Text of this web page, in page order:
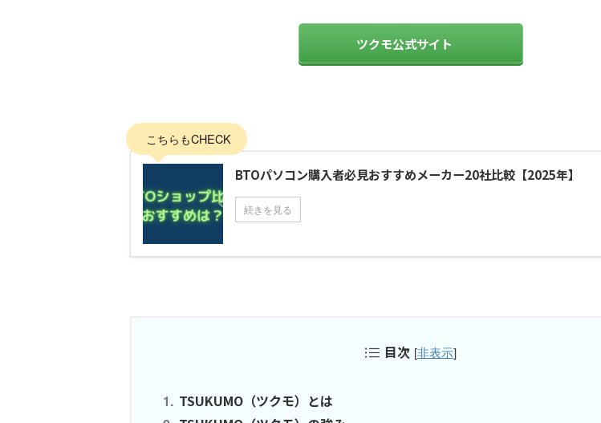
ツクモ公式サイト
こちらもCHECK
BTOパソコン購入者必見おすすめメーカー20社比較【2025年】
続きを見る
目次 [非表示]
TSUKUMO（ツクモ）とは